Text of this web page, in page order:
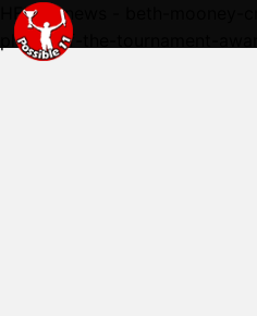
HERE - news - beth-mooney-
player-of-the-tournament-